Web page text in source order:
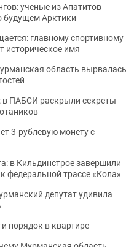
ученые из Апатитов
будущем Арктики
главному спортивному
историческое имя
область вырвалась
в ПАБСИ раскрыли секреты
3-рублевую монету с
в Кильдинстрое завершили
федеральной трассе «Кола»
депутат удивила
порядок в квартире